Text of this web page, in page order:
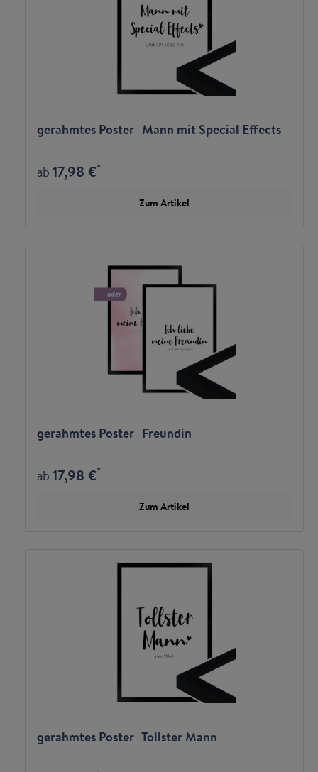
gerahmtes Poster | Mann mit Special Effects
ab17,98 €*
Zum Artikel
gerahmtes Poster | Freundin
ab17,98 €*
Zum Artikel
gerahmtes Poster | Tollster Mann